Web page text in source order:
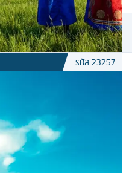
รหัส23257